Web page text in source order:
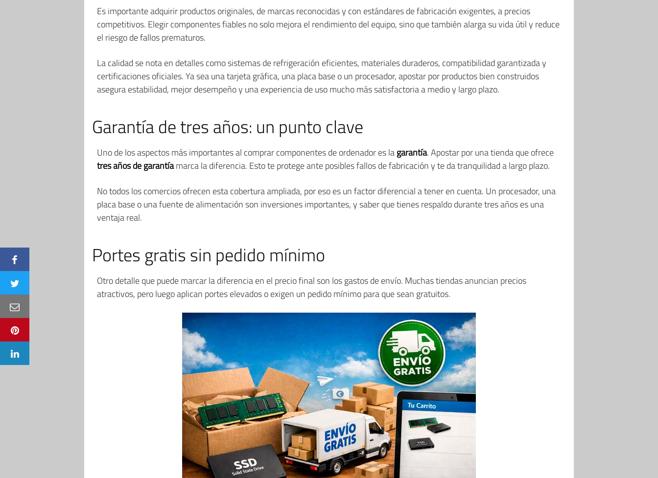
Es importante adquirir productos originales, de marcas reconocidas y con estándares de fabricación exigentes, a precios
competitivos. Elegir componentes fiables no solo mejora el rendimiento del equipo, sino que también alarga su vida útil y reduce
el riesgo de fallos prematuros.
La calidad se nota en detalles como sistemas de refrigeración eficientes, materiales duraderos, compatibilidad garantizada y
certificaciones oficiales. Ya sea una tarjeta gráfica, una placa base o un procesador, apostar por productos bien construidos
asegura estabilidad, mejor desempeño y una experiencia de uso mucho más satisfactoria a medio y largo plazo.
Garantía de tres años: un punto clave
Uno de los aspectos más importantes al comprar componentes de ordenador es lagarantía. Apostar por una tienda que ofrece
tres años de garantíamarca la diferencia. Esto te protege ante posibles fallos de fabricación y te da tranquilidad a largo plazo.
No todos los comercios ofrecen esta cobertura ampliada, por eso es un factor diferencial a tener en cuenta. Un procesador, una
placa base o una fuente de alimentación son inversiones importantes, y saber que tienes respaldo durante tres años es una
ventaja real.
Portes gratis sin pedido mínimo
Otro detalle que puede marcar la diferencia en el precio final son los gastos de envío. Muchas tiendas anuncian precios
atractivos, pero luego aplican portes elevados o exigen un pedido mínimo para que sean gratuitos.